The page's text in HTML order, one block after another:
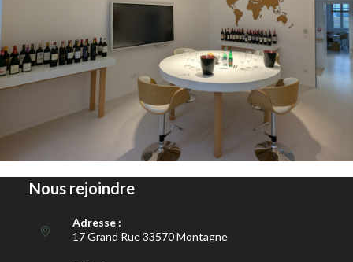
Nous rejoindre
Adresse :
17 Grand Rue 33570 Montagne